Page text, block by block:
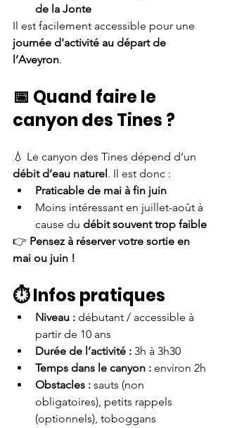
de la Jonte
Il est facilement accessible pour une
journée d'activité au départ de
l’Aveyron.
📅 Quand faire le
canyon des Tines ?
💧 Le canyon des Tines dépend d’un
débit d’eau naturel. Il est donc :
Praticable de mai à fin juin
Moins intéressant en juillet-août à
cause du débit souvent trop faible
👉 Pensez à réserver votre sortie en
mai ou juin !
⏱️ Infos pratiques
Niveau : débutant / accessible à
partir de 10 ans
Durée de l’activité : 3h à 3h30
Temps dans le canyon : environ 2h
Obstacles : sauts (non
obligatoires), petits rappels
(optionnels), toboggans